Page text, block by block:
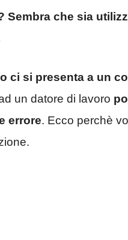
Sembra che sia
ci si presenta a un
un datore di lavoro
errore. Ecco perchè